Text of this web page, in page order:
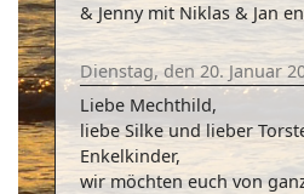
& Jenny mit Niklas & Jan
Dienstag, den 20. Januar
Liebe Mechthild,
liebe Silke und lieber
Enkelkinder,
wir möchten euch von